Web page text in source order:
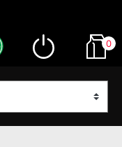
0